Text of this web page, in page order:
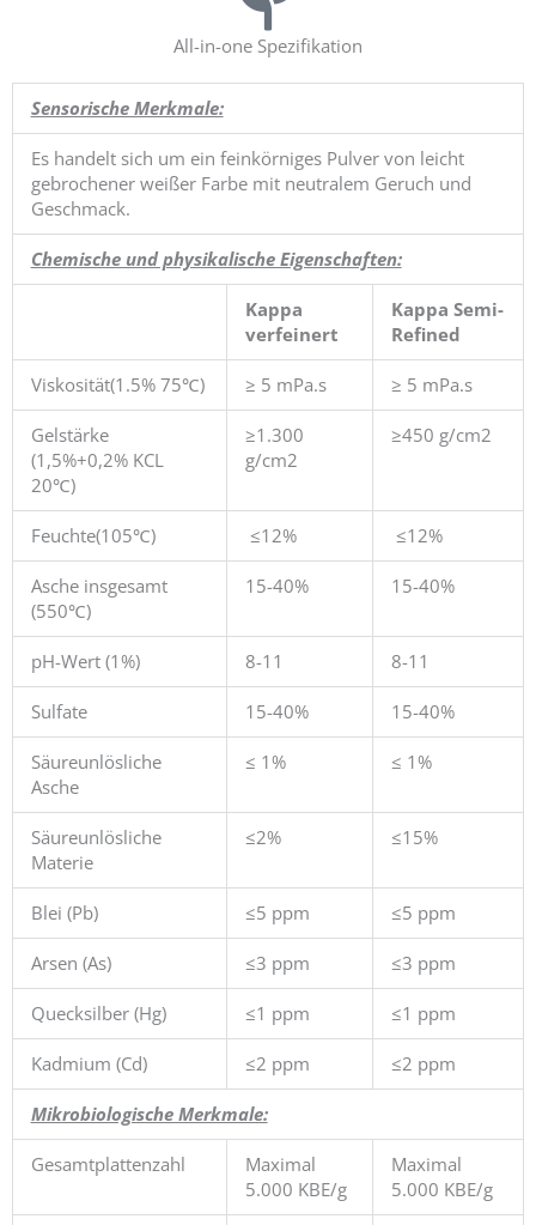
All-in-one Spezifikation
Sensorische Merkmale:
Es handelt sich um ein feinkörniges Pulver von leicht
gebrochener weißer Farbe mit neutralem Geruch und
Geschmack.
Chemische und physikalische Eigenschaften:
Kappa
verfeinert
Kappa Semi-
Refined
Viskosität(1.5% 75℃) ≥ 5 mPa.s ≥ 5 mPa.s
Gelstärke
(1,5%+0,2% KCL
20℃)
≥1.300
g/cm2
≥450 g/cm2
Feuchte(105℃) ≤12% ≤12%
Asche insgesamt
(550℃)
15-40% 15-40%
pH-Wert (1%) 8-11 8-11
Sulfate 15-40% 15-40%
Säureunlösliche
Asche
≤ 1% ≤ 1%
Säureunlösliche
Materie
≤2% ≤15%
Blei (Pb) ≤5 ppm ≤5 ppm
Arsen (As) ≤3 ppm ≤3 ppm
Quecksilber (Hg) ≤1 ppm ≤1 ppm
Kadmium (Cd) ≤2 ppm ≤2 ppm
Mikrobiologische Merkmale:
Gesamtplattenzahl
Maximal
5.000 KBE/g
Maximal
5.000 KBE/g